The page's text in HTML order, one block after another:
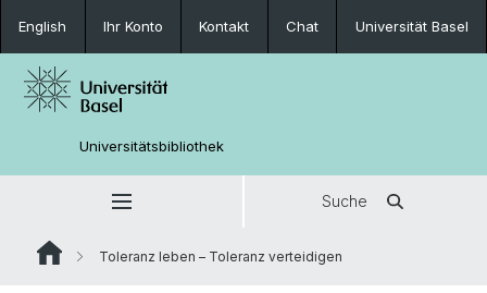
English Ihr Konto Kontakt Chat Universität Basel
Universitätsbibliothek
Suche
Toleranz leben – Toleranz verteidigen